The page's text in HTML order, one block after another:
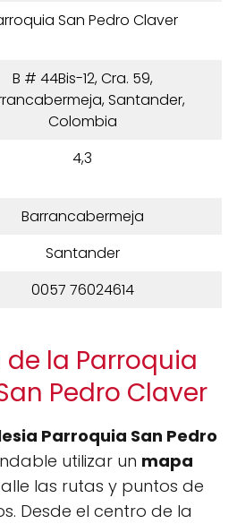
San Pedro Claver
B # 44Bis-12, Cra. 59,
Santander,
Colombia
4,3
Barrancabermeja
Santander
0057 76024614
la Parroquia
Pedro Claver
Parroquia San Pedro
utilizar un mapa
las rutas y puntos de
Desde el centro de la